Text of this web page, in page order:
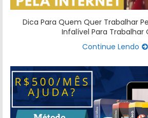
Dica Para Quem Quer Trabalhar
Infalível Para Trabalhar
Continue Lendo